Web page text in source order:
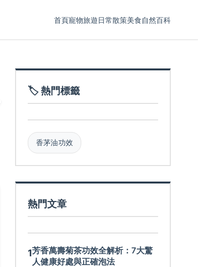
首頁寵物旅遊日常散策美食自然百科
🏷️ 熱門標籤
香茅油功效
熱門文章
1芳香萬壽菊茶功效全解析：7大驚
人健康好處與正確泡法